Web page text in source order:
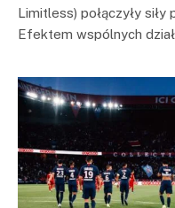
Limitless) połączyły
Efektem wspólnych